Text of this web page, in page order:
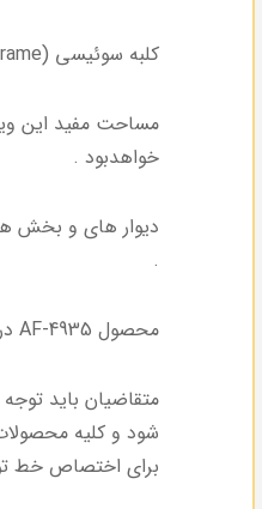
کلبه سوئیسی (A frame) ، ویلای مدرن
خواهدبود .
دیوار های و بخش
.
محصول AF-4935 در رنگ های مختلف می توان تولید کرد .
متقاضیان باید
شود و کلیه
برای اختصاص خط